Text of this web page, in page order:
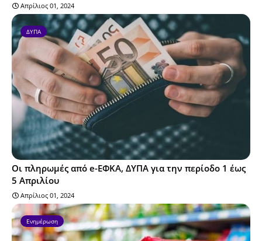
Απρίλιος 01, 2024
ΔΥΠΑ
Οι πληρωμές από e-ΕΦΚΑ, ΔΥΠΑ για την περίοδο 1 έως
5 Απριλίου
Απρίλιος 01, 2024
Ενημέρωση